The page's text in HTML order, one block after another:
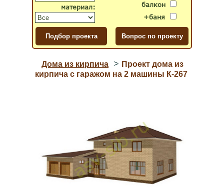
балкон
+баня
материал:
Дома из кирпича > Проект дома из
кирпича с гаражом на 2 машины К-267